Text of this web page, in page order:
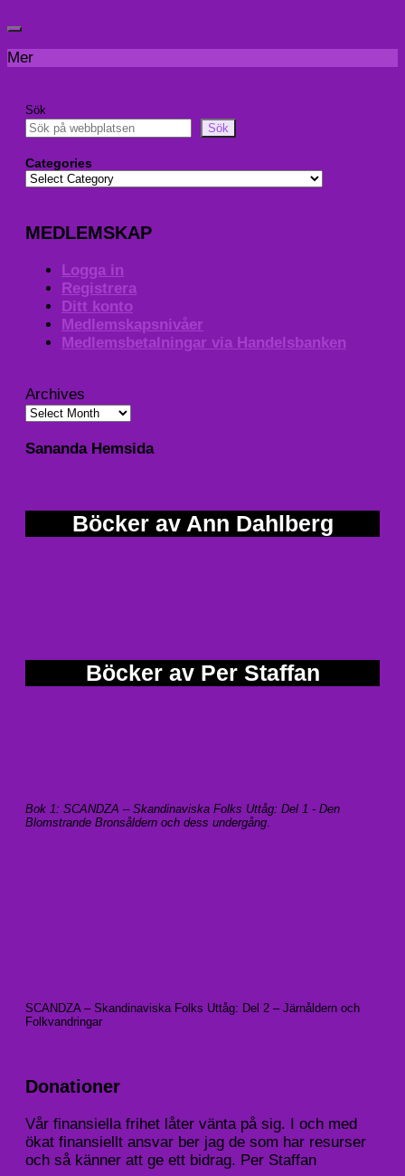
Mer
Sök
Sök
Categories
MEDLEMSKAP
Logga in
Registrera
Ditt konto
Medlemskapsnivåer
Medlemsbetalningar via Handelsbanken
Archives
Sananda Hemsida
Böcker av Ann Dahlberg
Böcker av Per Staffan
Bok 1: SCANDZA – Skandinaviska Folks Uttåg: Del 1 - Den
Blomstrande Bronsåldern och dess undergång.
SCANDZA – Skandinaviska Folks Uttåg: Del 2 – Järnåldern och
Folkvandringar
Donationer
Vår finansiella frihet låter vänta på sig. I och med
ökat finansiellt ansvar ber jag de som har resurser
och så känner att ge ett bidrag. Per Staffan